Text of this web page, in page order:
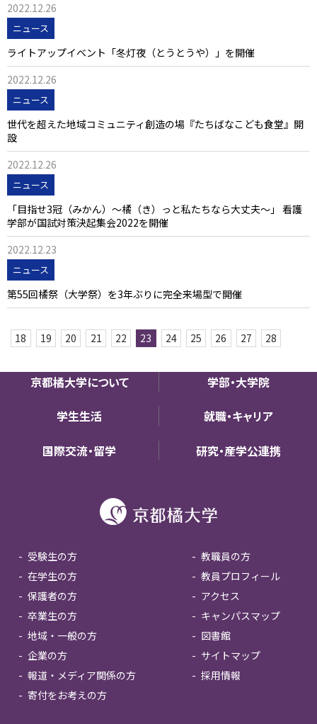
2022.12.26
ニュース
ライトアップイベント「冬灯夜（とうとうや）」を開催
2022.12.26
ニュース
世代を超えた地域コミュニティ創造の場『たちばなこども食堂』開
設
2022.12.26
ニュース
「目指せ3冠（みかん）～橘（き）っと私たちなら大丈夫～」 看護
学部が国試対策決起集会2022を開催
2022.12.23
ニュース
第55回橘祭（大学祭）を3年ぶりに完全来場型で開催
18 19 20 21 22 23 24 25 26 27 28
京都橘大学について 学部・大学院
学生生活 就職・キャリア
国際交流・留学 研究・産学公連携
受験生の方
在学生の方
保護者の方
卒業生の方
地域・一般の方
企業の方
報道・メディア関係の方
寄付をお考えの方
教職員の方
教員プロフィール
アクセス
キャンパスマップ
図書館
サイトマップ
採用情報